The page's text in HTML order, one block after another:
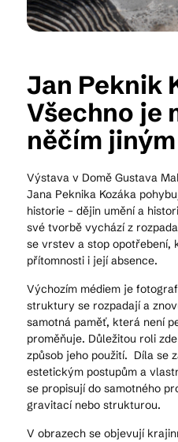
© 2026
Jan Peknik
Všechno je
něčím jiným
Výstava v Domě Gustava
Jana Peknika Kozáka
historie – dějin umění a
své tvorbě vychází z
se vrstev a stop opotřebení,
přítomnosti i její absence.
Výchozím médiem je
struktury se rozpadají a
samotná paměť, která není
proměňuje. Důležitou roli
způsob jeho použití. Díla se
estetickým postupům a
se propisují do samotného
gravitací nebo strukturou.
V obrazech se objevují